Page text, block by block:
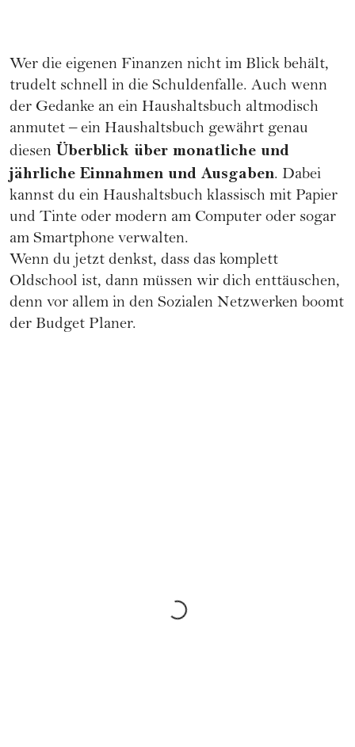
Wer die eigenen Finanzen nicht im Blick behält,
trudelt schnell in die Schuldenfalle. Auch wenn
der Gedanke an ein Haushaltsbuch altmodisch
anmutet – ein Haushaltsbuch gewährt genau
diesen Überblick über monatliche und
jährliche Einnahmen und Ausgaben. Dabei
kannst du ein Haushaltsbuch klassisch mit Papier
und Tinte oder modern am Computer oder sogar
am Smartphone verwalten.
Wenn du jetzt denkst, dass das komplett
Oldschool ist, dann müssen wir dich enttäuschen,
denn vor allem in den Sozialen Netzwerken boomt
der Budget Planer.